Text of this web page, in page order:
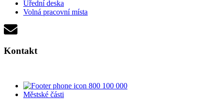
Úřední deska
Volná pracovní místa
Kontakt
800 100 000
Městské části